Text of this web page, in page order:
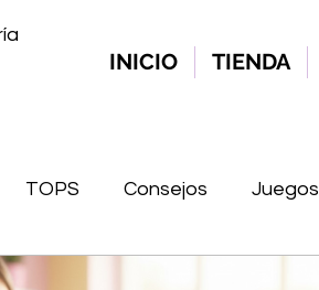
INICIO TIENDA
TOPS Consejos Juegos